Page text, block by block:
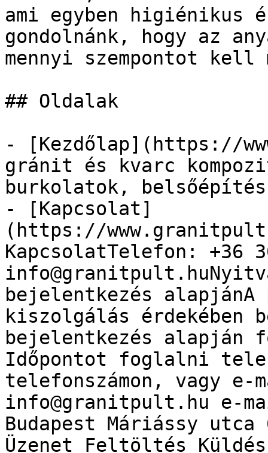
ami egyben higiénikus
gondolnánk, hogy az
mennyi szempontot kell
## Oldalak
- [Kezdőlap](https://
gránit és kvarc
burkolatok,
- [Kapcsolat]
(https://
KapcsolatTelefon: +36
bejelentkezés
kiszolgálás érdekében
bejelentkezés alapján
Időpontot foglalni
telefonszámon, vagy e-
info@granitpult.hu e-
Budapest Máriássy
Üzenet Feltöltés Küldés